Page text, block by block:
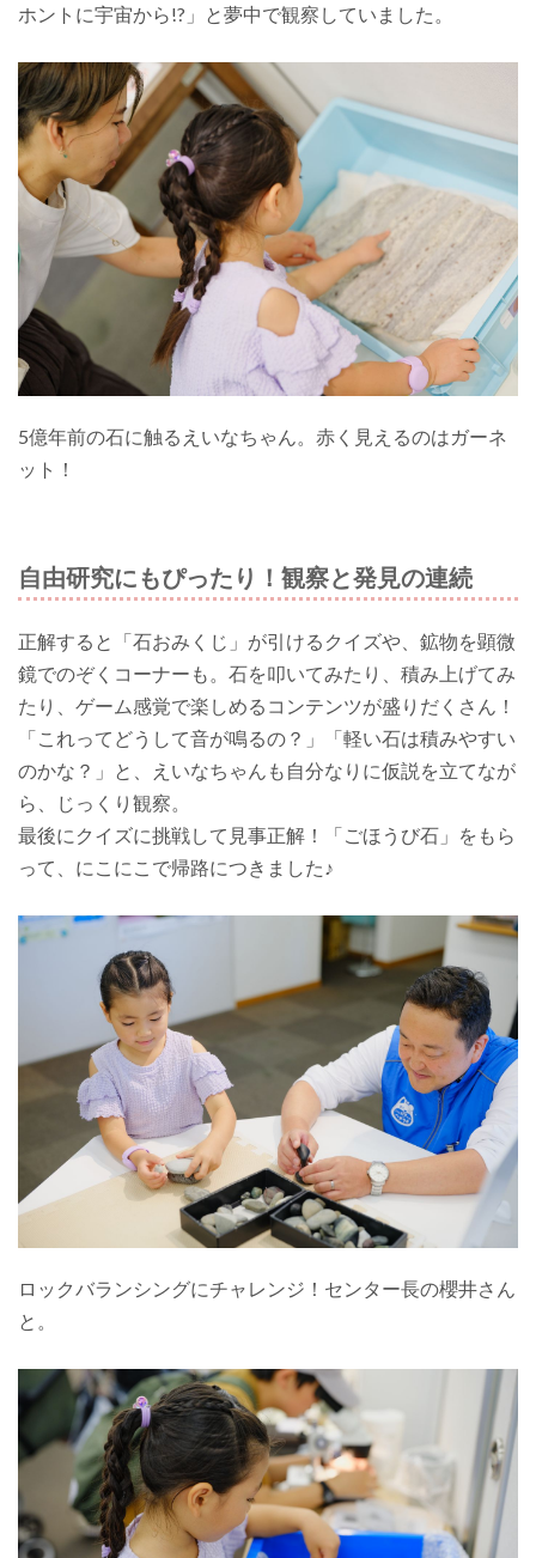
ホントに宇宙から!?」と夢中で観察していました。
5億年前の石に触るえいなちゃん。赤く見えるのはガーネ
ット！
自由研究にもぴったり！観察と発見の連続
正解すると「石おみくじ」が引けるクイズや、鉱物を顕微
鏡でのぞくコーナーも。石を叩いてみたり、積み上げてみ
たり、ゲーム感覚で楽しめるコンテンツが盛りだくさん！
「これってどうして音が鳴るの？」「軽い石は積みやすい
のかな？」と、えいなちゃんも自分なりに仮説を立てなが
ら、じっくり観察。
最後にクイズに挑戦して見事正解！「ごほうび石」をもら
って、にこにこで帰路につきました♪
ロックバランシングにチャレンジ！センター長の櫻井さん
と。